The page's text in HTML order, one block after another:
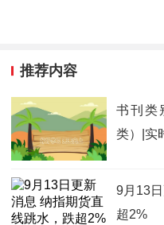
推荐内容
书刊类
类）|实
9月13
超2%